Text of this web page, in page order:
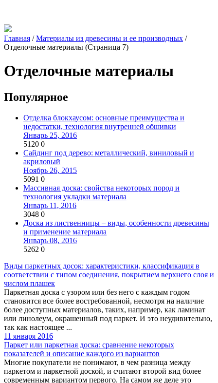
Главная /Материалы из древесины и ее производных /
Отделочные материалы (Страница 7)
Отделочные материалы
Популярное
Отделка блокхаусом: основные преимущества и
недостатки, технология внутренней обшивки
Январь 25, 2016
5120 0
Сайдинг под дерево: металлический, виниловый и
акриловый
Ноябрь 26, 2015
5091 0
Массивная доска: свойства некоторых пород и
технология укладки материала
Январь 11, 2016
3048 0
Доска из лиственницы – виды, особенности древесины
и применение материала
Январь 08, 2016
5262 0
Виды паркетных досок: характеристики, классификация в
соответствии с типом соединения, покрытием верхнего слоя и
числом плашек
Паркетная доска с узором или без него с каждым годом
становится все более востребованной, несмотря на наличие
более доступных материалов, таких, например, как ламинат
или линолеум, окрашенный под паркет. И это неудивительно,
так как настоящее ...
11 января 2016
Паркет или паркетная доска: сравнение некоторых
показателей и описание каждого из вариантов
Многие покупатели не понимают, в чем разница между
паркетом и паркетной доской, и считают второй вид более
современным вариантом первого. На самом же деле это